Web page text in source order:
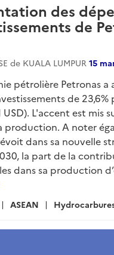
des
de
de KUALA LUMPUR 15
pétrolière Petronas a
de 23,6%
USD). L'accent est mis
production. A noter
dans sa nouvelle
la part de la
dans sa production
ASEAN